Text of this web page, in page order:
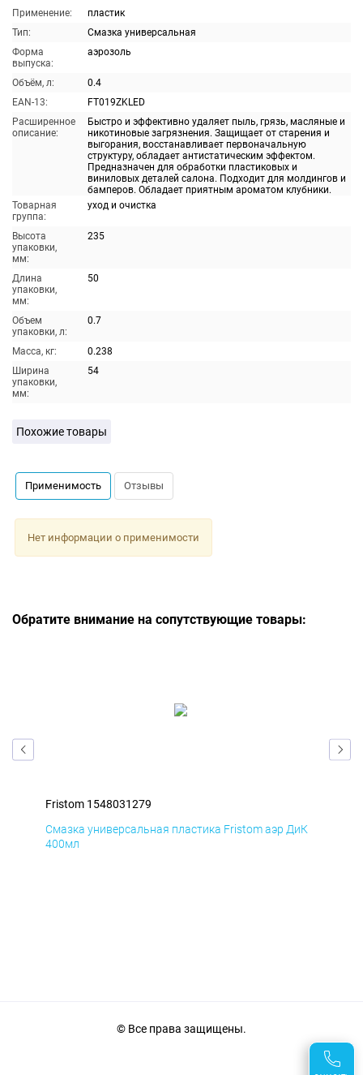
Применение:
пластик
Тип:
Смазка универсальная
Форма
выпуска:
аэрозоль
Объём, л:
0.4
EAN-13:
FT019ZKLED
Расширенное
описание:
Быстро и эффективно удаляет пыль, грязь, масляные и
никотиновые загрязнения. Защищает от старения и
выгорания, восстанавливает первоначальную
структуру, обладает антистатическим эффектом.
Предназначен для обработки пластиковых и
виниловых деталей салона. Подходит для молдингов и
бамперов. Обладает приятным ароматом клубники.
Товарная
группа:
уход и очистка
Высота
упаковки,
мм:
235
Длина
упаковки,
мм:
50
Объем
упаковки, л:
0.7
Масса, кг:
0.238
Ширина
упаковки,
мм:
54
Похожие товары
Применимость Отзывы
Нет информации о применимости
Обратите внимание на сопутствующие товары:
Fristom 1548031279
Смазка универсальная пластика Fristom аэр ДиК
400мл
© Все права защищены.